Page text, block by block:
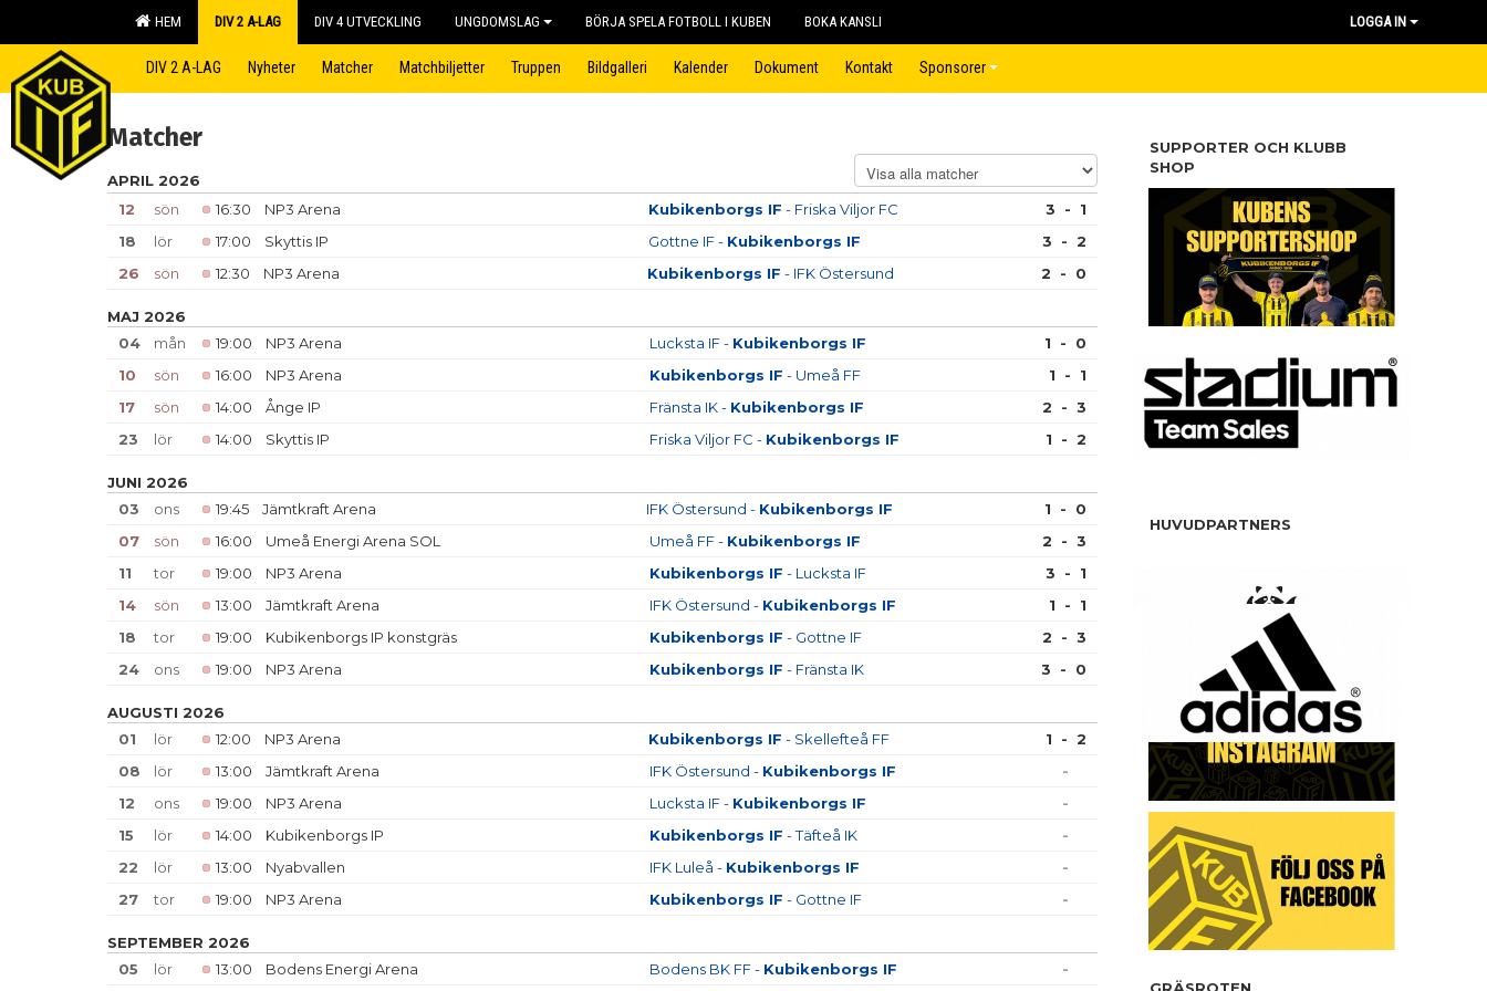
HEM DIV 2 A-LAG DIV 4 UTVECKLING UNGDOMSLAG BÖRJA SPELA FOTBOLL I KUBEN BOKA KANSLI LOGGA IN
DIV 2 A-LAG Nyheter Matcher Matchbiljetter Truppen Bildgalleri Kalender Dokument Kontakt Sponsorer
Matcher
APRIL 2026
12
sön 16:30 NP3 Arena Kubikenborgs IF - Friska Viljor FC
3 - 1
18
lör 17:00 Skyttis IP Gottne IF - Kubikenborgs IF
3 - 2
26
sön 12:30 NP3 Arena Kubikenborgs IF - IFK Östersund 2 - 0
MAJ 2026
04
mån 19:00 NP3 Arena Lucksta IF - Kubikenborgs IF
1 - 0
10
sön 16:00 NP3 Arena Kubikenborgs IF - Umeå FF
1 - 1
17
sön 14:00 Ånge IP Fränsta IK - Kubikenborgs IF
2 - 3
23
lör 14:00 Skyttis IP Friska Viljor FC - Kubikenborgs IF 1 - 2
JUNI 2026
03
ons 19:45 Jämtkraft Arena IFK Östersund - Kubikenborgs IF
1 - 0
07
sön 16:00 Umeå Energi Arena SOL Umeå FF - Kubikenborgs IF
2 - 3
11
tor 19:00 NP3 Arena Kubikenborgs IF - Lucksta IF
3 - 1
14
sön 13:00 Jämtkraft Arena IFK Östersund - Kubikenborgs IF
1 - 1
18
tor 19:00 Kubikenborgs IP konstgräs Kubikenborgs IF - Gottne IF
2 - 3
24
ons 19:00 NP3 Arena Kubikenborgs IF - Fränsta IK 3 - 0
AUGUSTI 2026
01
lör 12:00 NP3 Arena Kubikenborgs IF - Skellefteå FF
1 - 2
08
lör 13:00 Jämtkraft Arena IFK Östersund - Kubikenborgs IF
-
12
ons 19:00 NP3 Arena Lucksta IF - Kubikenborgs IF
-
15
lör 14:00 Kubikenborgs IP Kubikenborgs IF - Täfteå IK
-
22
lör 13:00 Nyabvallen IFK Luleå - Kubikenborgs IF
-
27
tor 19:00 NP3 Arena Kubikenborgs IF - Gottne IF -
SEPTEMBER 2026
05
lör 13:00 Bodens Energi Arena Bodens BK FF - Kubikenborgs IF -
SUPPORTER OCH KLUBB
SHOP
HUVUDPARTNERS
MATERIAL PARTNERS
SOCIALA MEDIER